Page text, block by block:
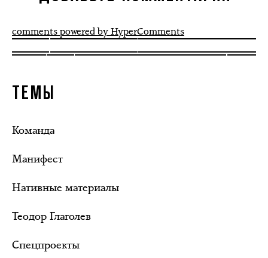
comments powered by HyperComments
ТЕМЫ
Команда
Манифест
Нативные материалы
Теодор Глаголев
Спецпроекты